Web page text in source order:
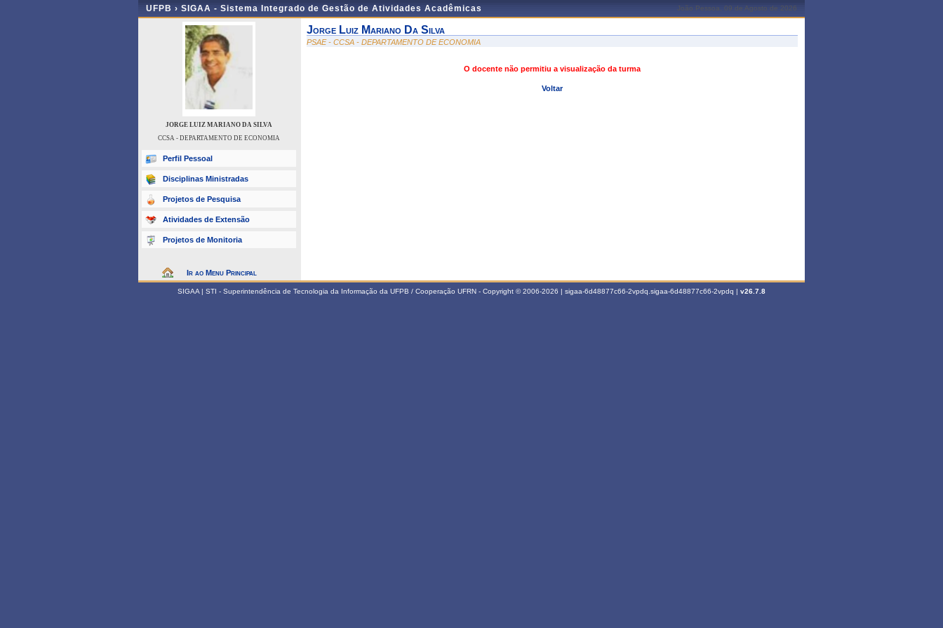
UFPB › SIGAA - Sistema Integrado de Gestão de Atividades Acadêmicas João Pessoa, 09 de Agosto de 2026
JORGE LUIZ MARIANO DA SILVA
CCSA - DEPARTAMENTO DE ECONOMIA
Perfil Pessoal
Disciplinas Ministradas
Projetos de Pesquisa
Atividades de Extensão
Projetos de Monitoria
Ir ao Menu Principal
Jorge Luiz Mariano Da Silva
PSAE - CCSA - DEPARTAMENTO DE ECONOMIA
O docente não permitiu a visualização da turma
Voltar
SIGAA | STI - Superintendência de Tecnologia da Informação da UFPB / Cooperação UFRN - Copyright © 2006-2026 | sigaa-6d48877c66-2vpdq.sigaa-6d48877c66-2vpdq | v26.7.8